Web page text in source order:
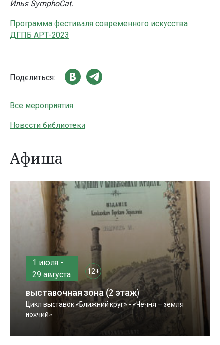
Илья SymphoCat.
Программа фестиваля современного искусства
ДГПБ АРТ-2023
Поделиться:
Все мероприятия
Новости библиотеки
Афиша
1 июля -
29 августа
12+
выставочная зона (2 этаж)
Цикл выставок «Ближний круг» - «Чечня – земля
нохчий»